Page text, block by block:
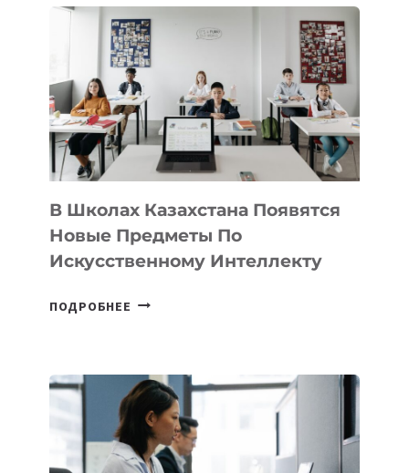
DEAL
VELOCITY
BY
MOST
—
МЕЖДУНАРОДНУЮ
ПРОГРАММУ
ДЛЯ
ТЕХНОЛОГИЧЕСКИХ
В Школах Казахстана Появятся
Новые Предметы По
Искусственному Интеллекту
ПОДРОБНЕЕ
НОВЫЕ
ПРЕДМЕТЫ
ПО
ИСКУССТВЕННОМУ